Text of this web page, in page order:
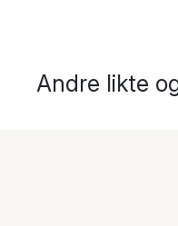
Andre likte